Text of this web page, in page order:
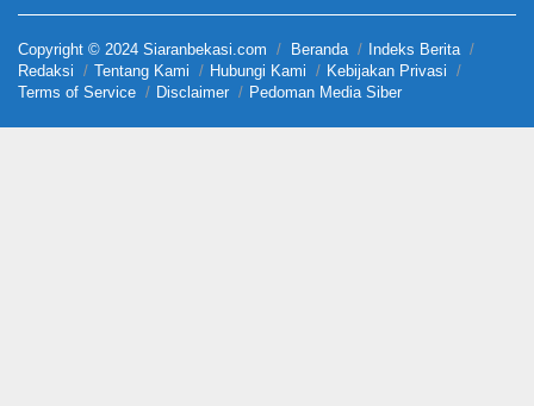
Copyright © 2024 Siaranbekasi.com Beranda
Indeks Berita
Redaksi
Tentang Kami Hubungi Kami
Kebijakan Privasi
Terms of Service
Disclaimer Pedoman Media Siber